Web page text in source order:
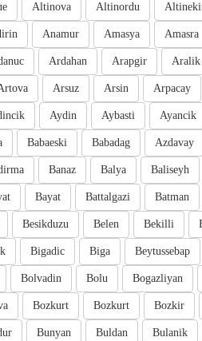
Altinordu
Altinova
Amasra
Amasya
Anamur
Aralik
Arapgir
Ardahan
Arpacay
Arsin
Arsuz
Ayancik
Aybasti
Aydin
Azdavay
Babadag
Babaeski
Baliseyh
Balya
Banaz
Batman
Battalgazi
Bayat
Bekilli
Belen
Besikduzu
Beytussebap
Biga
Bigadic
Bogazliyan
Bolu
Bolvadin
Bozkir
Bozkurt
Bozkurt
Bulanik
Buldan
Bunyan